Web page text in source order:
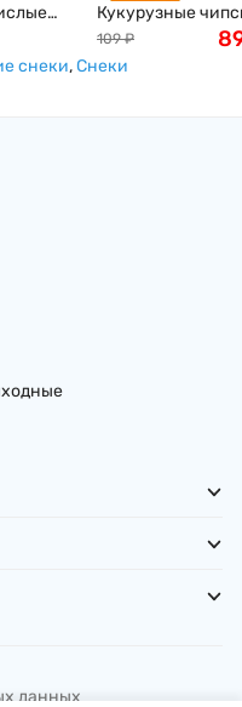
г.
Кукурузные
CHEETOS со
сыра, 24г, Япония
109 ₽
снеки,Снеки
данных